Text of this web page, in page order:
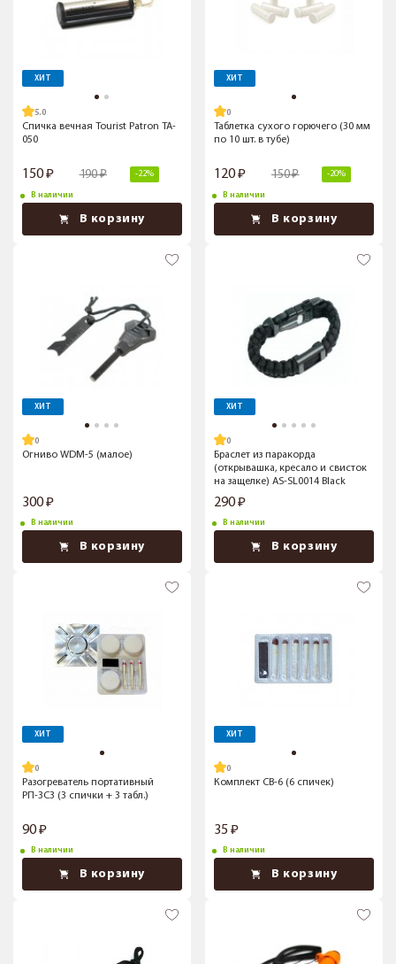
ХИТ
5.0
Спичка вечная Tourist Patron TA-
050
150 190 -22%
В наличии
В корзину
ХИТ
Таблетка сухого горючего (30 мм
по 10 шт. в тубе)
120 150 -20%
В наличии
В корзину
ХИТ
Огниво WDM-5 (малое)
300
В наличии
В корзину
ХИТ
Браслет из паракорда
(открывашка, кресало и свисток
на защелке) AS-SL0014 Black
290
В наличии
В корзину
ХИТ
Разогреватель портативный
РП-3С3 (3 спички + 3 табл.)
90
В наличии
В корзину
ХИТ
Комплект СВ-6 (6 спичек)
35
В наличии
В корзину